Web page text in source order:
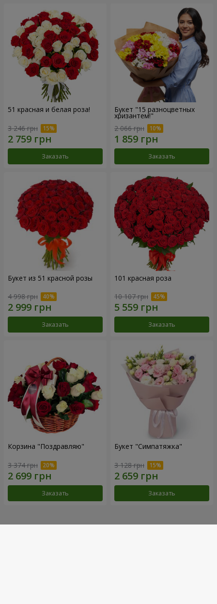
51 красная и белая роза!
3 246 грн
Заказать
Букет "15 разноцветных
хризантем!"
2 066 грн
Заказать
Букет из 51 красной розы
4 998 грн
Заказать
101 красная роза
10 107 грн
Заказать
Корзина "Поздравляю"
3 374 грн
Заказать
Букет "Симпатяжка"
3 128 грн
Заказать